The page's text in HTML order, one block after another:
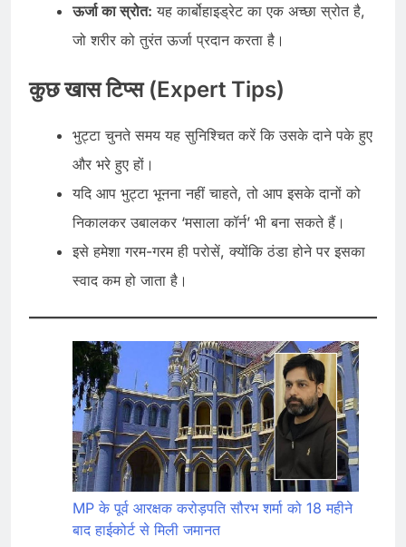
ऊर्जा का स्रोत: यह कार्बोहाइड्रेट का एक अच्छा स्रोत है,
जो शरीर को तुरंत ऊर्जा प्रदान करता है।
कुछ खास टिप्स (Expert Tips)
भुट्टा चुनते समय यह सुनिश्चित करें कि उसके दाने पके हुए
और भरे हुए हों।
यदि आप भुट्टा भूनना नहीं चाहते, तो आप इसके दानों को
निकालकर उबालकर ‘मसाला कॉर्न’ भी बना सकते हैं।
इसे हमेशा गरम-गरम ही परोसें, क्योंकि ठंडा होने पर इसका
स्वाद कम हो जाता है।
MP के पूर्व आरक्षक करोड़पति सौरभ शर्मा को 18 महीने
बाद हाईकोर्ट से मिली जमानत